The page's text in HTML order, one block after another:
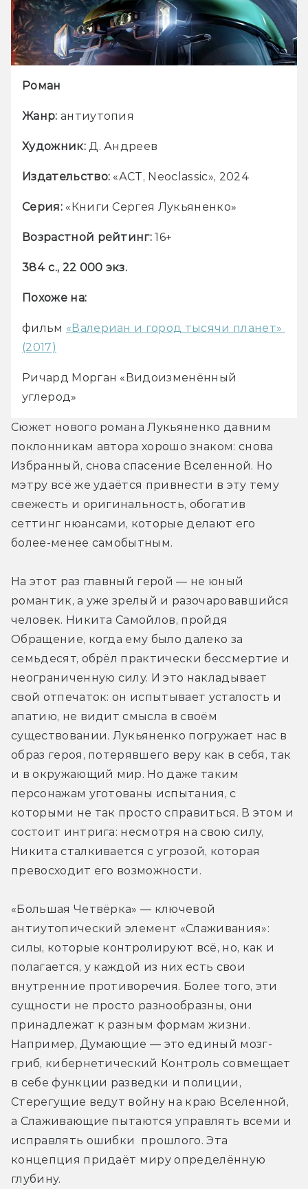
Роман
Жанр: антиутопия
Художник: Д. Андреев
Издательство: «АСТ, Neoclassic», 2024
Серия: «Книги Сергея Лукьяненко»
Возрастной рейтинг: 16+
384 с., 22 000 экз.
Похоже на:
фильм «Валериан и город тысячи планет»
(2017)
Ричард Морган «Видоизменённый
углерод»
Сюжет нового романа Лукьяненко давним
поклонникам автора хорошо знаком: снова
Избранный, снова спасение Вселенной. Но
мэтру всё же удаётся привнести в эту тему
свежесть и оригинальность, обогатив
сеттинг нюансами, которые делают его
более-менее самобытным.
На этот раз главный герой — не юный
романтик, а уже зрелый и разочаровавшийся
человек. Никита Самойлов, пройдя
Обращение, когда ему было далеко за
семьдесят, обрёл практически бессмертие и
неограниченную силу. И это накладывает
свой отпечаток: он испытывает усталость и
апатию, не видит смысла в своём
существовании. Лукьяненко погружает нас в
образ героя, потерявшего веру как в себя, так
и в окружающий мир. Но даже таким
персонажам уготованы испытания, с
которыми не так просто справиться. В этом и
состоит интрига: несмотря на свою силу,
Никита сталкивается с угрозой, которая
превосходит его возможности.
«Большая Четвёрка» — ключевой
антиутопический элемент «Слаживания»:
силы, которые контролируют всё, но, как и
полагается, у каждой из них есть свои
внутренние противоречия. Более того, эти
сущности не просто разнообразны, они
принадлежат к разным формам жизни.
Например, Думающие — это единый мозг-
гриб, кибернетический Контроль совмещает
в себе функции разведки и полиции,
Стерегущие ведут войну на краю Вселенной,
а Слаживающие пытаются управлять всеми и
исправлять ошибки прошлого. Эта
концепция придаёт миру определённую
глубину.